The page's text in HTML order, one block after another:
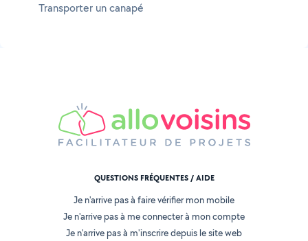
Transporter un canapé
QUESTIONS FRÉQUENTES / AIDE
Je n'arrive pas à faire vérifier mon mobile
Je n'arrive pas à me connecter à mon compte
Je n'arrive pas à m'inscrire depuis le site web